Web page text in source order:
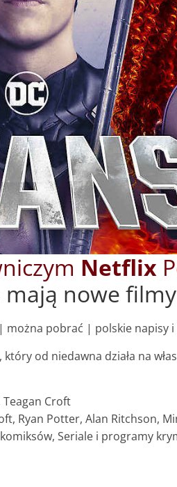
Netflix
nowe
można pobrać | polskie napisy
od niedawna działa na
Croft
Ryan Potter, Alan Ritchson,
Seriale i programy